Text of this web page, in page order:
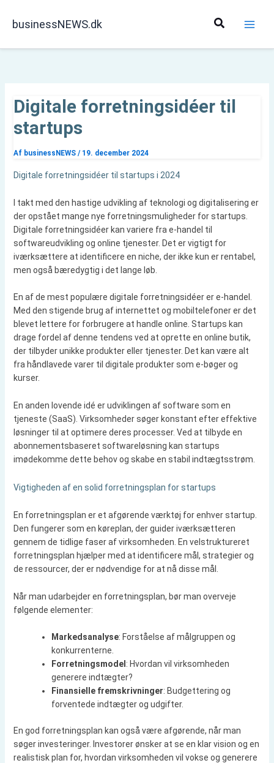
businessNEWS.dk Søg
Digitale forretningsidéer til
startups
Af businessNEWS / 19. december 2024
Digitale forretningsidéer til startups i 2024
I takt med den hastige udvikling af teknologi og digitalisering er
der opstået mange nye forretningsmuligheder for startups.
Digitale forretningsidéer kan variere fra e-handel til
softwareudvikling og online tjenester. Det er vigtigt for
iværksættere at identificere en niche, der ikke kun er rentabel,
men også bæredygtig i det lange løb.
En af de mest populære digitale forretningsidéer er e-handel.
Med den stigende brug af internettet og mobiltelefoner er det
blevet lettere for forbrugere at handle online. Startups kan
drage fordel af denne tendens ved at oprette en online butik,
der tilbyder unikke produkter eller tjenester. Det kan være alt
fra håndlavede varer til digitale produkter som e-bøger og
kurser.
En anden lovende idé er udviklingen af software som en
tjeneste (SaaS). Virksomheder søger konstant efter effektive
løsninger til at optimere deres processer. Ved at tilbyde en
abonnementsbaseret softwareløsning kan startups
imødekomme dette behov og skabe en stabil indtægtsstrøm.
Vigtigheden af en solid forretningsplan for startups
En forretningsplan er et afgørende værktøj for enhver startup.
Den fungerer som en køreplan, der guider iværksætteren
gennem de tidlige faser af virksomheden. En velstruktureret
forretningsplan hjælper med at identificere mål, strategier og
de ressourcer, der er nødvendige for at nå disse mål.
Når man udarbejder en forretningsplan, bør man overveje
følgende elementer:
Markedsanalyse: Forståelse af målgruppen og
konkurrenterne.
Forretningsmodel : Hvordan vil virksomheden
generere indtægter?
Finansielle fremskrivninger: Budgettering og
forventede indtægter og udgifter.
En god forretningsplan kan også være afgørende, når man
søger investeringer. Investorer ønsker at se en klar vision og en
realistisk plan for, hvordan virksomheden vil vokse og generere